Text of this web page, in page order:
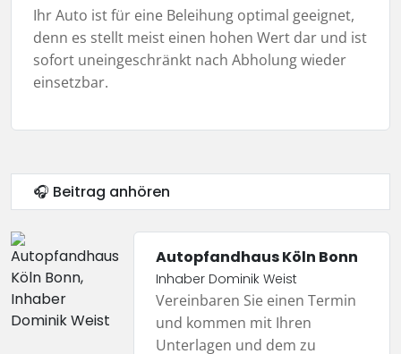
Ihr Auto ist für eine Beleihung optimal geeignet,
denn es stellt meist einen hohen Wert dar und ist
sofort uneingeschränkt nach Abholung wieder
einsetzbar.
🎧 Beitrag anhören
Autopfandhaus Köln Bonn
Inhaber Dominik Weist
Vereinbaren Sie einen Termin
und kommen mit Ihren
Unterlagen und dem zu